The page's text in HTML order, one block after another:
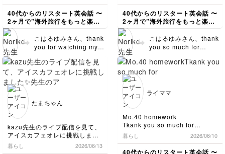
ちなみなお値段…
●HOTは、『ビッグカップ』と
『ジャンボカップ』ありでし
た。
ドクターイエローブレンドのビ
ッグカップとカフェモカが500
円！
ビッグカップのHOT珈琲は350
ジャンボカップ（ひかりのぞみ
ブレンドのみ）400円
珈琲以外（コーンスープとかカ
フェラテ、抹茶ラテ、ココア、
カプチーノ）ビッグカップは
400円
●ICEはすべてジャンボカップ
で、
アイスクラフト350円
アイス抹茶ショコラ450円
う、本当に美味しい。まじ美味
しいしか言えない。語彙力失い
ます。すぐ飲み終わって2杯目
をいれちゃうほど気に入りまし
た·͜·ᰔᩚ
2杯目は酸味は全然強くなかっ
たです。
入れ方ひとつで味がこんなに変
わるの不思議で面白いです。
ホテルのランチやディナ
ーなどでも提供されるコ
ーヒーを楽しむことがで
きます。新たなレシピや
淹れ方で気づいた点など
がございましたら、共有
いただけると嬉しいです
☕✨ 引き続きよろしくお
願いします😊✨
B Yes,I did. But I watched
from second half.
My husband got up at 5 a.m.
to watch it.
A I thought Japan looked
strong.
B Me too! Japan got a point
right back.
A Let's cheer for the next
match,too!
絵日記を描いたついでに宿題や
っちゃえ！と
文章を作ってみました。
My husband～のところです
が、配信の疑問文を使って書い
てみましたが、
My husband wathed it from at
5 a.m.
40代からのリスタート英会話 〜
2ヶ月で”海外旅行をもっと楽し
める私"になる〜
こはるゆみさん、thank
you for watching my
morning! I hope you’re
having a good day
today☺️ お返事遅くなり
exciting? I was so
with the Netherlands
and then beat Tunisia!
As I posted a few days
ago, Japan’s lever has
B Really? Thank you so
much!
Could you take a picture of
me with arch bridge?
A My pleasure.Ready? Say
cheese!
B By the way,what’s special
about “Shiro-Kaku”?
A It was built by brick.
It’s carries water to Kyoto
from the Lake Biwa.
遅くなりました🙇‍♀️お時間のある
時に添削をお願いします。
京都の南禅寺にあるレンガ造り
の水路閣について、文章を作っ
てみました。
滋賀vs京都で滋賀の人が『琵琶
湖の水、止めたろか？』笑 な
40代からのリスタート英会話 〜
2ヶ月で”海外旅行をもっと楽し
める私"になる〜
こはるゆみさん、thank
you so much for
streaming this
evening! It was nice
課題はお時間のある時に
取り組んでみてくださ
伝わります！会話なら、
このままでOKなのです
が、念のため細かいとこ
ろを3点ご指摘します
ね。(1)could you take
たまちゃん
kazu先生のライブ配信を見て、
アイスカフェオレに挑戦しまし
た✨
暮らし 2026/06/13
ライママ
Mo.40 homework
Tkank you so much for
teaching us so many useful
sentence in this lesson. A
typhoon hit our area on June
暮らし 2026/06/10
40代からのリスタート英会話 〜